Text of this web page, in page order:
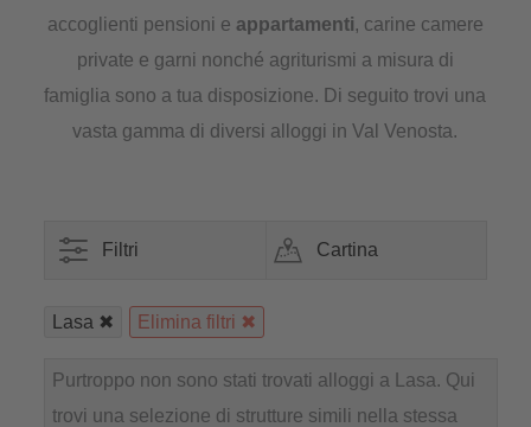
accoglienti pensioni e appartamenti, carine camere
private e garni nonché agriturismi a misura di
famiglia sono a tua disposizione. Di seguito trovi una
vasta gamma di diversi alloggi in Val Venosta.
Filtri Cartina
Lasa Elimina filtri
Purtroppo non sono stati trovati alloggi a Lasa. Qui
trovi una selezione di strutture simili nella stessa